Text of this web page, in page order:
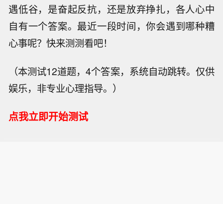
遇低谷，是奋起反抗，还是放弃挣扎，各人心中
自有一个答案。最近一段时间，你会遇到哪种糟
心事呢？快来测测看吧！
（本测试12道题，4个答案，系统自动跳转。仅供
娱乐，非专业心理指导。）
点我立即开始测试